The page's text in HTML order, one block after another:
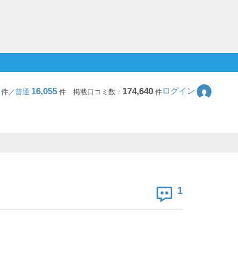
件／普通 16,055 件 掲載口コミ数： 174,640件ログイン
1